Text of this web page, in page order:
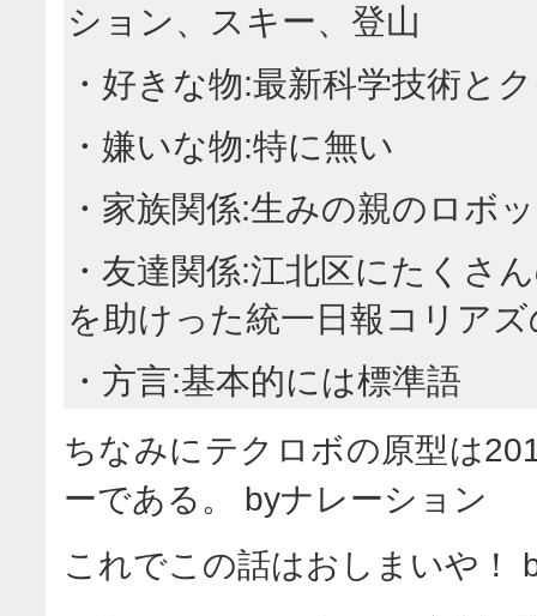
ション、スキー、登山
・好きな物:最新科学技術と
・嫌いな物:特に無い
・家族関係:生みの親のロボ
・友達関係:江北区にたくさ
を助けった統一日報コリア
・方言:基本的には標準語
ちなみにテクロボの原型は
ーである。 byナレーション
これでこの話はおしまいや！